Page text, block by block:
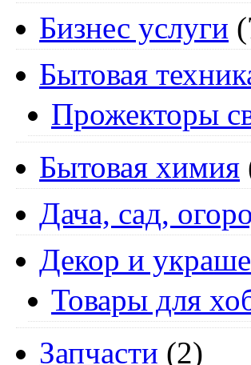
Бизнес услуги
Бытовая
Прожекторы
Бытовая химия
Дача, сад,
Декор и
Товары для
Запчасти (2)